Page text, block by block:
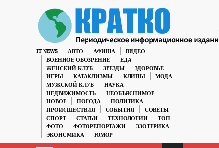
IT NEWS АВТО АФИША
ВИДЕО
ВОЕННОЕ ОБОЗРЕНИЕ
ЕДА
ЖЕНСКИЙ КЛУБ
ЗВЕЗДЫ
ЗДОРОВЬЕ
ИГРЫ
КАТАКЛИЗМЫ КЛИПЫ
МОДА
МУЖСКОЙ КЛУБ
НАУКА
НЕДВИЖИМОСТЬ
НЕОБЪЯСНИМОЕ
НОВОЕ
ПОГОДА
ПОЛИТИКА
ПРОИСШЕСТВИЯ
СОБЫТИЯ
СОВЕТЫ
СПОРТ
СТАТЬИ ТЕХНОЛОГИИ
ТОП
ФОТО
ФОТОРЕПОРТАЖИ
ЭЗОТЕРИКА
ЭКОНОМИКА
ЮМОР